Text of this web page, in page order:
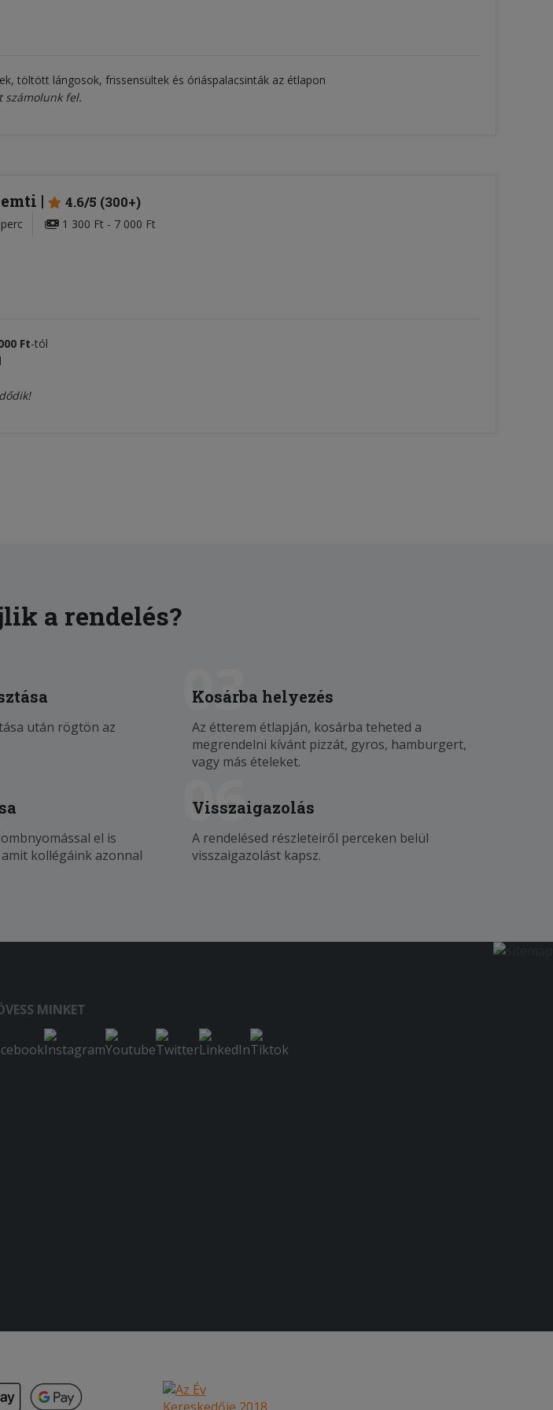
töltött lángosok, frissensültek és óriáspalacsinták az étlapon
számolunk fel.
4.6/5 (300+)
1 300 Ft - 7 000 Ft
Ft-tól
a rendelés?
után rögtön az
03
Kosárba helyezés
Az étterem étlapján, kosárba teheted a
megrendelni kívánt pizzát, gyros, hamburgert,
vagy más ételeket.
el is
kollégáink azonnal
06
Visszaigazolás
A rendelésed részleteiről perceken belül
visszaigazolást kapsz.
MINKET